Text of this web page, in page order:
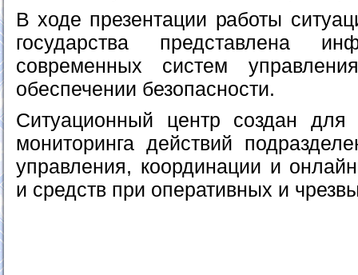
В ходе презентации работы
государства представлена
современных систем
обеспечении безопасности.
Ситуационный центр создан для
мониторинга действий
управления, координации и
и средств при оперативных и